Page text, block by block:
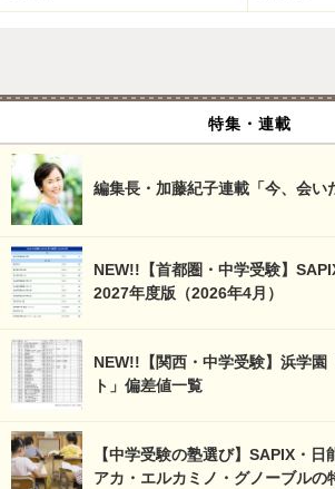
特集・連載
編集長・加藤紀子連載「今、会い
NEW!!【首都圏・中学受験】
2027年度版（2026年4月）
NEW!!【関西・中学受験】浜学園
ト」偏差値一覧
【中学受験の塾選び】SAPIX・
アカ・エルカミノ・グノーブルの